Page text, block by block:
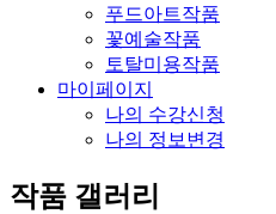
푸드아트작품
꽃예술작품
토탈미용작품
마이페이지
나의 수강신청
나의 정보변경
작품 갤러리